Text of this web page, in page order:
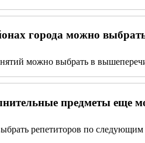
города можно
можно выбрать в
предметы еще
репетиторов по следующим